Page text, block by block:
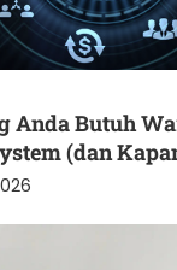
Anda Butuh
(dan